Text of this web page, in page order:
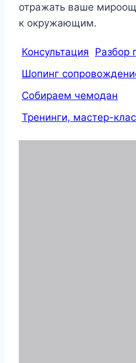
отражать ваше
к окружающим.
Консультация Разбор
Шопинг
Собираем чемодан
Тренинги, мастер-